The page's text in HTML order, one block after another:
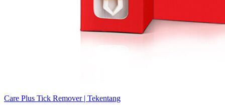
Care Plus Tick Remover | Tekentang